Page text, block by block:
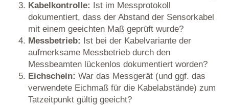
Kabelkontrolle: Ist im Messprotokoll
dokumentiert, dass der Abstand der Sensorkabel
mit einem geeichten Maß geprüft wurde?
Messbetrieb: Ist bei der Kabelvariante der
aufmerksame Messbetrieb durch den
Messbeamten lückenlos dokumentiert worden?
Eichschein: War das Messgerät (und ggf. das
verwendete Eichmaß für die Kabelabstände) zum
Tatzeitpunkt gültig geeicht?